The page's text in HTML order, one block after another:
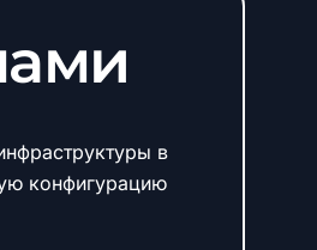
в
конфигурацию